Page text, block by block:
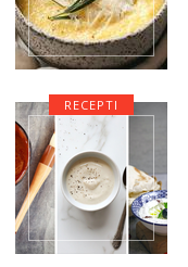
RECEPTI